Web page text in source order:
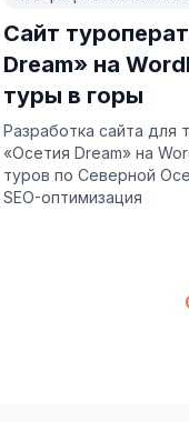
Сайт
Dream» на
туры в горы
Разработка сайта для
«Осетия Dream» на
туров по Северной
SEO-оптимизация